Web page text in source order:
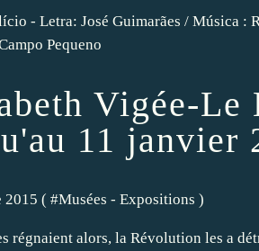
- Letra: José Guimarães / Música :
Pequeno
Vigée-Le
11 janvier
2015 ( #Musées - Expositions )
régnaient alors, la Révolution les a